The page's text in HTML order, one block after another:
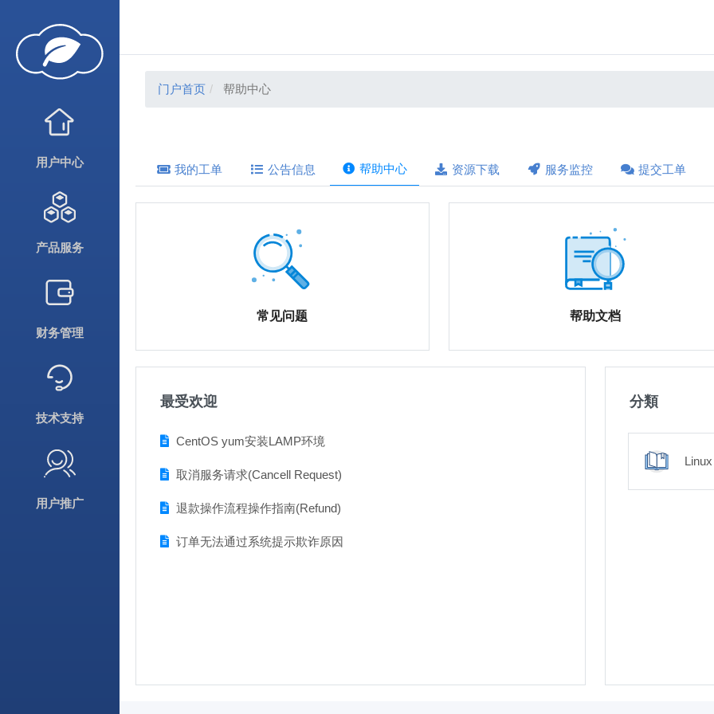
用户中心
产品服务
财务管理
技术支持
用户推广
门户首页 帮助中心
我的工单 公告信息 帮助中心 资源下载 服务监控 提交工单
常见问题 帮助文档
最受欢迎
CentOS yum安装LAMP环境
取消服务请求(Cancell Request)
退款操作流程操作指南(Refund)
订单无法通过系统提示欺诈原因
分類
Linux